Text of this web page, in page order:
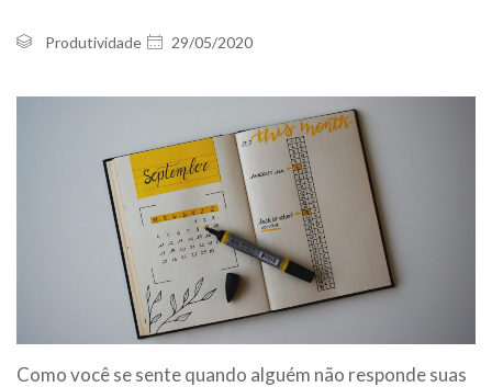
Produtividade 29/05/2020
Como você se sente quando alguém não responde suas